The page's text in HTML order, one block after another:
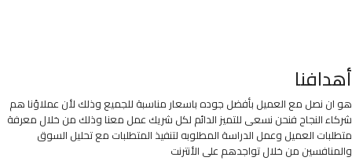
أهدافنا
هو ان نصل مع العميل بأفضل جوده باسعار مناسبة للجميع وذلك لأن عملاؤنا هم
شركاء النجاح فنحن نسعى للتميز الدائم لكل شريك عمل معنا وذلك من خلال معرفة
متطلبات العميل وعمل الدراسة المطلوبه لتنفيذ المتطلبات مع تحليل السوق
والمنافسين من خلال تواجدهم على الأنترنت